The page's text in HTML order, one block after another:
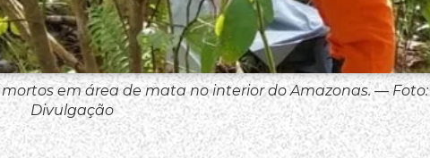
em área de mata no interior do Amazonas. — Foto:
Divulgação